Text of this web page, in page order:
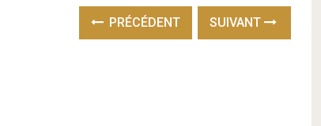
PRÉCÉDENT SUIVANT